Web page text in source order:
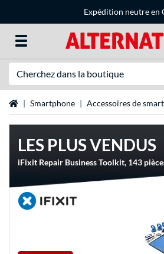
Expédition neutre en
Page d'accueil
Smartphone Accessoires de
LES PLUS VENDUS
iFixit Repair Business Toolkit, 143